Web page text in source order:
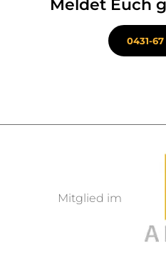
Meldet Euch
0431-
Mitglied im